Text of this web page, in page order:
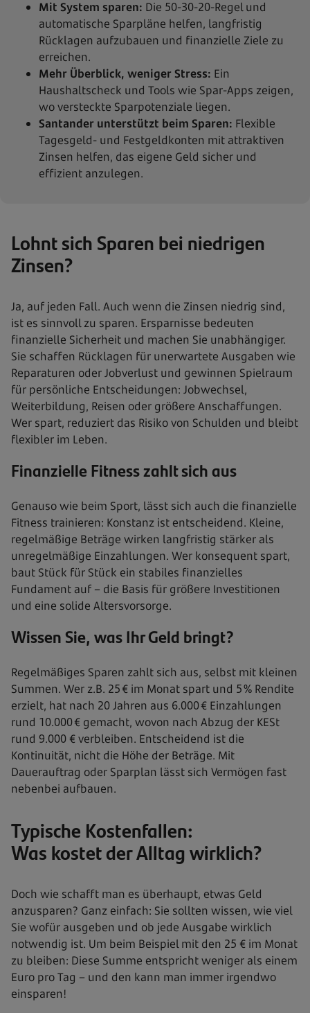
Mit System sparen: Die 50-30-20-Regel und
automatische Sparpläne helfen, langfristig
Rücklagen aufzubauen und finanzielle Ziele zu
erreichen.
Mehr Überblick, weniger Stress: Ein
Haushaltscheck und Tools wie Spar-Apps zeigen,
wo versteckte Sparpotenziale liegen.
Santander unterstützt beim Sparen: Flexible
Tagesgeld- und Festgeldkonten mit attraktiven
Zinsen helfen, das eigene Geld sicher und
effizient anzulegen.
Lohnt sich Sparen bei niedrigen
Zinsen?
Ja, auf jeden Fall. Auch wenn die Zinsen niedrig sind,
ist es sinnvoll zu sparen. Ersparnisse bedeuten
finanzielle Sicherheit und machen Sie unabhängiger.
Sie schaffen Rücklagen für unerwartete Ausgaben wie
Reparaturen oder Jobverlust und gewinnen Spielraum
für persönliche Entscheidungen: Jobwechsel,
Weiterbildung, Reisen oder größere Anschaffungen.
Wer spart, reduziert das Risiko von Schulden und bleibt
flexibler im Leben.
Finanzielle Fitness zahlt sich aus
Genauso wie beim Sport, lässt sich auch die finanzielle
Fitness trainieren: Konstanz ist entscheidend. Kleine,
regelmäßige Beträge wirken langfristig stärker als
unregelmäßige Einzahlungen. Wer konsequent spart,
baut Stück für Stück ein stabiles finanzielles
Fundament auf – die Basis für größere Investitionen
und eine solide Altersvorsorge.
Wissen Sie, was Ihr Geld bringt?
Regelmäßiges Sparen zahlt sich aus, selbst mit kleinen
Summen. Wer z.B. 25 € im Monat spart und 5 % Rendite
erzielt, hat nach 20 Jahren aus 6.000 € Einzahlungen
rund 10.000 € gemacht, wovon nach Abzug der KESt
rund 9.000 € verbleiben. Entscheidend ist die
Kontinuität, nicht die Höhe der Beträge. Mit
Dauerauftrag oder Sparplan lässt sich Vermögen fast
nebenbei aufbauen.
Typische Kostenfallen:
Was kostet der Alltag wirklich?
Doch wie schafft man es überhaupt, etwas Geld
anzusparen? Ganz einfach: Sie sollten wissen, wie viel
Sie wofür ausgeben und ob jede Ausgabe wirklich
notwendig ist. Um beim Beispiel mit den 25 € im Monat
zu bleiben: Diese Summe entspricht weniger als einem
Euro pro Tag – und den kann man immer irgendwo
einsparen!